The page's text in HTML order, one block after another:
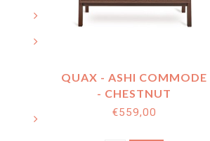
QUAX - ASHI COMMODE
- CHESTNUT
€559,00